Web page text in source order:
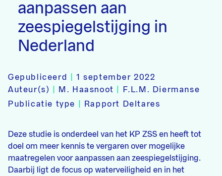
aanpassen aan
zeespiegelstijging in
Nederland
Gepubliceerd |1 september 2022
Auteur(s)
M. Haasnoot
F.L.M. Diermanse
Publicatie type
Rapport Deltares
Deze studie is onderdeel van het KP ZSS en heeft tot
doel om meer kennis te vergaren over mogelijke
maatregelen voor aanpassen aan zeespiegelstijging.
Daarbij ligt de focus op waterveiligheid en in het